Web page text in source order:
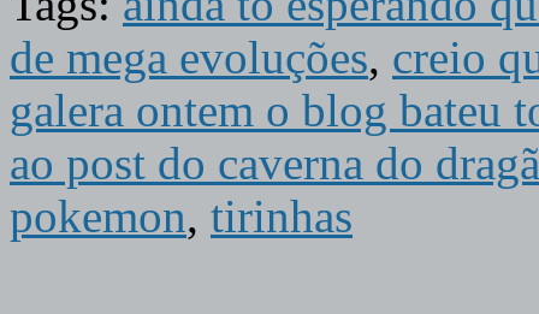
de mega evoluções, creio
galera ontem o blog bateu
ao post do caverna do
pokemon, tirinhas